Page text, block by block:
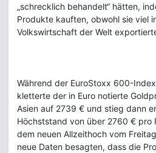
„schrecklich behandelt“ hätten,
Produkte kauften, obwohl sie viel
Volkswirtschaft der Welt
Während der EuroStoxx 600-
kletterte der in Euro notierte
Asien auf 2739 € und stieg dann
Höchststand von über 2760 € pro
dem neuen Allzeithoch vom
neue Daten besagten, dass die